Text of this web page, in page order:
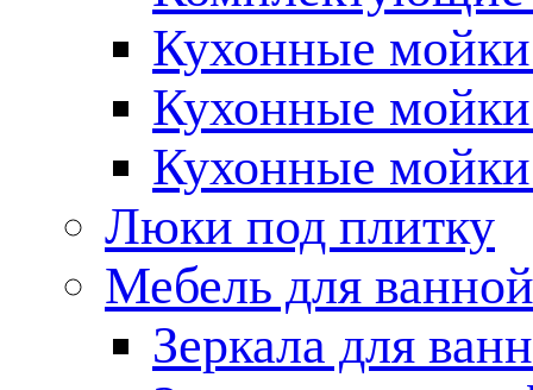
Кухонные мойки
Кухонные
Кухонные
Люки под плитку
Мебель для
Зеркала для